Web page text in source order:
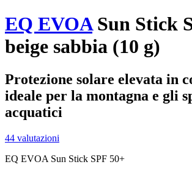
EQ EVOASun Stick
beige sabbia (10 g)
Protezione solare elevata in
ideale per la montagna e gli
acquatici
44 valutazioni
EQ EVOA Sun Stick SPF 50+